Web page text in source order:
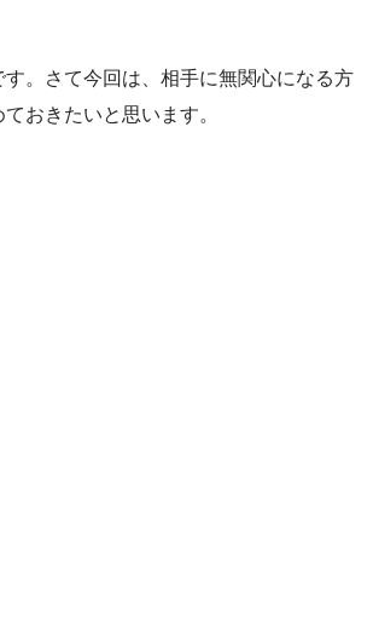
す。さて今回は、相手に無関心になる方
おきたいと思います。